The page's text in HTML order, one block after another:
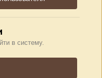
в систему.